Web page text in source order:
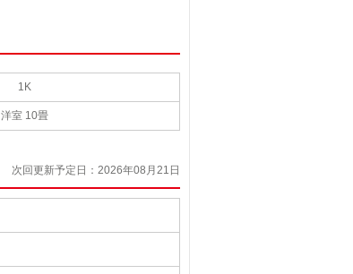
1K
洋室 10畳
次回更新予定日：2026年08月21日